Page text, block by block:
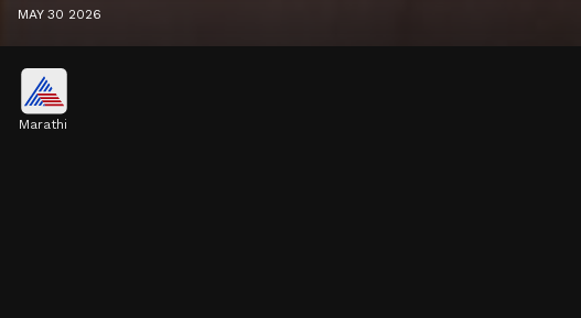
MAY 30 2026
Marathi